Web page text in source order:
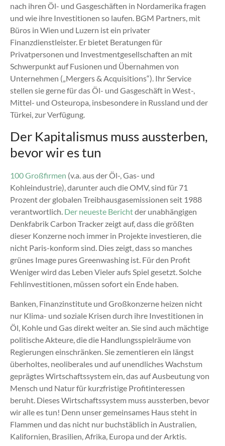
nach ihren Öl- und Gasgeschäften in Nordamerika fragen
und wie ihre Investitionen so laufen. BGM Partners, mit
Büros in Wien und Luzern ist ein privater
Finanzdienstleister. Er bietet Beratungen für
Privatpersonen und Investmentgesellschaften an mit
Schwerpunkt auf Fusionen und Übernahmen von
Unternehmen („Mergers & Acquisitions“). Ihr Service
stellen sie gerne für das Öl- und Gasgeschäft in West-,
Mittel- und Osteuropa, insbesondere in Russland und der
Türkei, zur Verfügung.
Der Kapitalismus muss aussterben,
bevor wir es tun
100 Großfirmen (v.a. aus der Öl-, Gas- und
Kohleindustrie), darunter auch die OMV, sind für 71
Prozent der globalen Treibhausgasemissionen seit 1988
verantwortlich. Der neueste Berichtder unabhängigen
Denkfabrik Carbon Tracker zeigt auf, dass die größten
dieser Konzerne noch immer in Projekte investieren, die
nicht Paris-konform sind. Dies zeigt, dass so manches
grünes Image pures Greenwashing ist. Für den Profit
Weniger wird das Leben Vieler aufs Spiel gesetzt. Solche
Fehlinvestitionen, müssen sofort ein Ende haben.
Banken, Finanzinstitute und Großkonzerne heizen nicht
nur Klima- und soziale Krisen durch ihre Investitionen in
Öl, Kohle und Gas direkt weiter an. Sie sind auch mächtige
politische Akteure, die die Handlungsspielräume von
Regierungen einschränken. Sie zementieren ein längst
überholtes, neoliberales und auf unendliches Wachstum
geprägtes Wirtschaftssystem ein, das auf Ausbeutung von
Mensch und Natur für kurzfristige Profitinteressen
beruht. Dieses Wirtschaftssystem muss aussterben, bevor
wir alle es tun! Denn unser gemeinsames Haus steht in
Flammen und das nicht nur buchstäblich in Australien,
Kalifornien, Brasilien, Afrika, Europa und der Arktis.